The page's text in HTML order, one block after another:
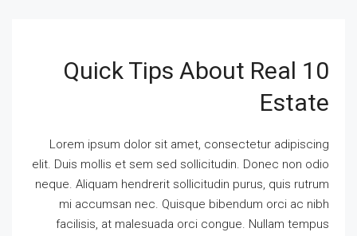
10 Quick Tips About Real
Estate
Lorem ipsum dolor sit amet, consectetur adipiscing
elit. Duis mollis et sem sed sollicitudin. Donec non odio
neque. Aliquam hendrerit sollicitudin purus, quis rutrum
mi accumsan nec. Quisque bibendum orci ac nibh
facilisis, at malesuada orci congue. Nullam tempus